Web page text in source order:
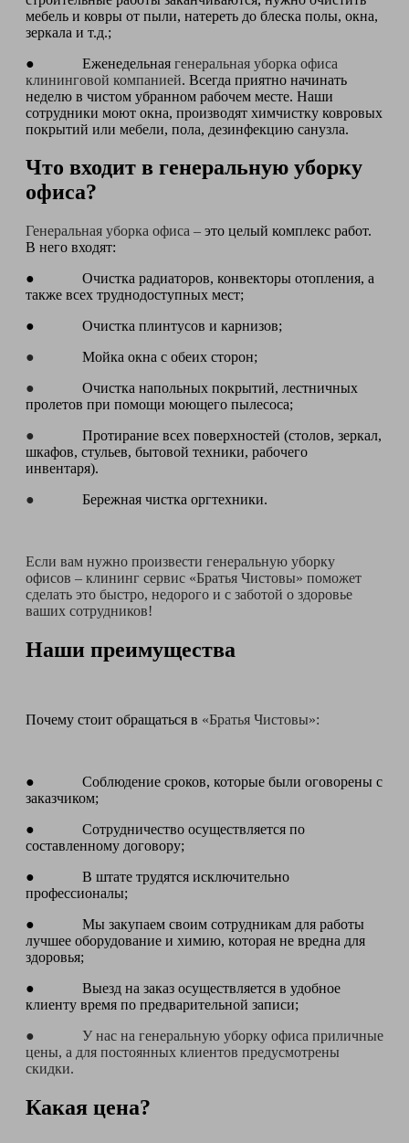
мебель и ковры от пыли, натереть до блеска полы, окна,
зеркала и т.д.;
● Еженедельная генеральная уборка офиса
клининговой компанией. Всегда приятно начинать
неделю в чистом убранном рабочем месте. Наши
сотрудники моют окна, производят химчистку ковровых
покрытий или мебели, пола, дезинфекцию санузла.
Что входит в генеральную уборку
офиса?
Генеральная уборка офиса – это целый комплекс работ.
В него входят:
● Очистка радиаторов, конвекторы отопления, а
также всех труднодоступных мест;
● Очистка плинтусов и карнизов;
● Мойка окна с обеих сторон;
● Очистка напольных покрытий, лестничных
пролетов при помощи моющего пылесоса;
● Протирание всех поверхностей (столов, зеркал,
шкафов, стульев, бытовой техники, рабочего
инвентаря).
● Бережная чистка оргтехники.
Если вам нужно произвести генеральную уборку
офисов – клининг сервис «Братья Чистовы» поможет
сделать это быстро, недорого и с заботой о здоровье
ваших сотрудников!
Наши преимущества
Почему стоит обращаться в «Братья Чистовы»:
● Соблюдение сроков, которые были оговорены с
заказчиком;
● Сотрудничество осуществляется по
составленному договору;
● В штате трудятся исключительно
профессионалы;
● Мы закупаем своим сотрудникам для работы
лучшее оборудование и химию, которая не вредна для
здоровья;
● Выезд на заказ осуществляется в удобное
клиенту время по предварительной записи;
● У нас на генеральную уборку офиса приличные
цены, а для постоянных клиентов предусмотрены
скидки.
Какая цена?